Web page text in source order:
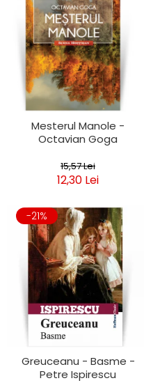
Mesterul Manole -
Octavian Goga
15,57 Lei
12,30 Lei
-21%
Greuceanu - Basme -
Petre Ispirescu